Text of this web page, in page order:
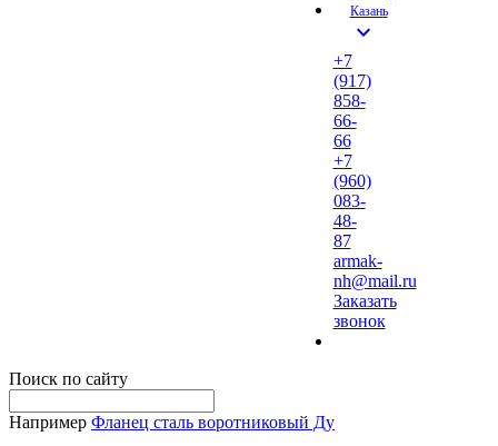
Казань
expand_more
+7
(917)
858-
66-
66
+7
(960)
083-
48-
87
armak-
nh@mail.ru
Заказать
звонок
Поиск по сайту
Например Фланец сталь воротниковый Ду